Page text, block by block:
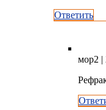
Ответить
мор2 |